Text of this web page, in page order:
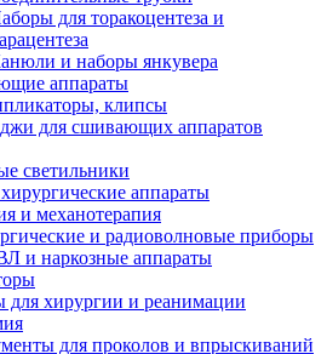
для торакоцентеза и
и наборы янкувера
аппараты
клипсы
для сшивающих аппаратов
светильники
аппараты
и механотерапия
и радиоволновые приборы
и наркозные аппараты
для хирургии и реанимации
для проколов и впрыскиваний